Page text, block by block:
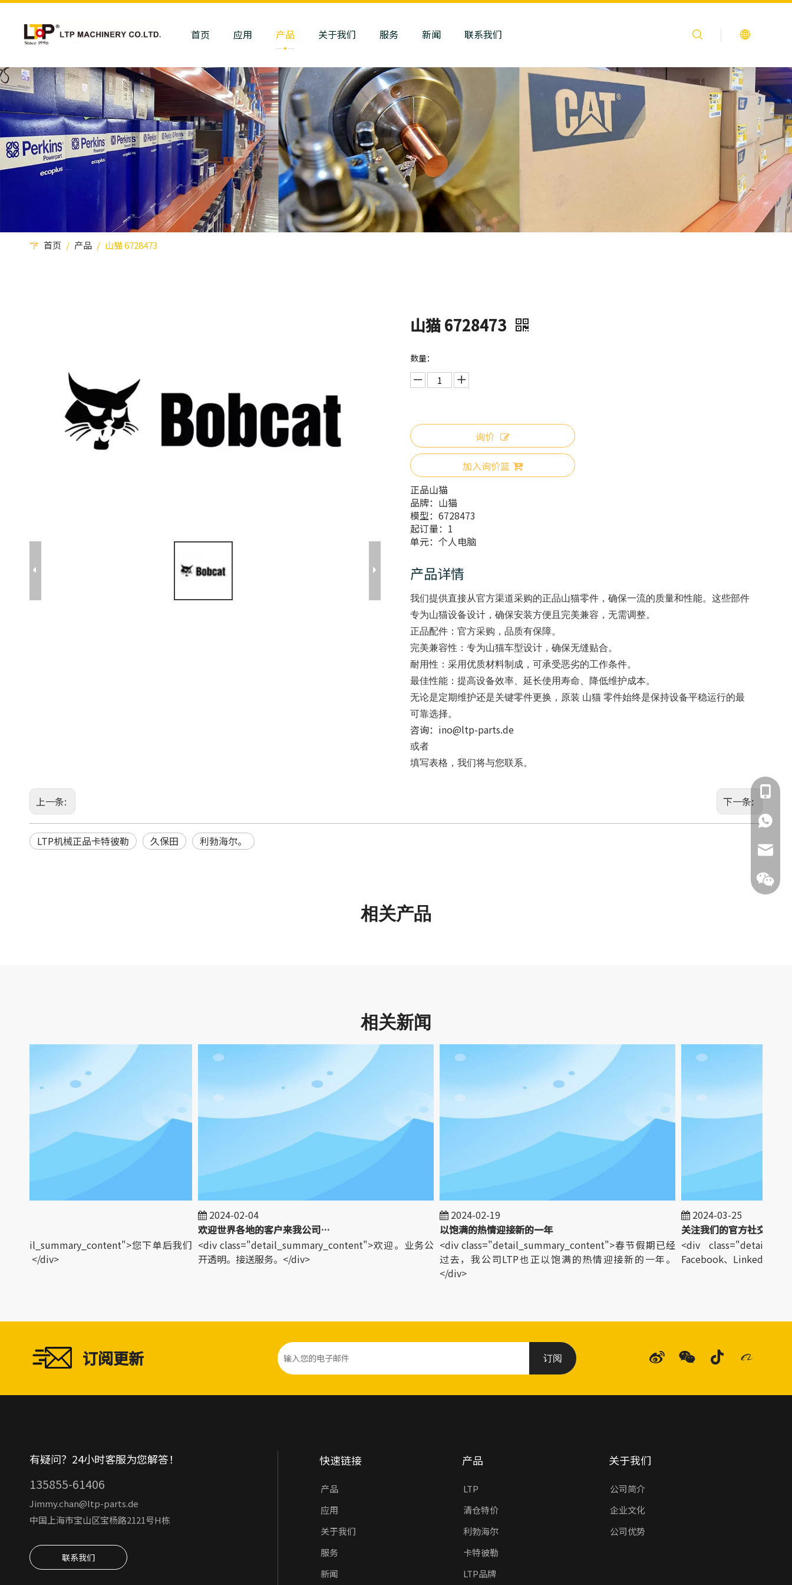
首页 应用 产品 关于我们 服务 新闻 联系我们
首页 / 产品 / 山猫 6728473
山猫 6728473
数量：
询价
加入询价篮
正品山猫
品牌： 山猫
模型：6728473
起订量： 1
单元：个人电脑
产品详情
我们提供直接从官方渠道采购的正品山猫零件，确保一流的质量和性能。这些部件
专为山猫设备设计，确保安装方便且完美兼容，无需调整。
正品配件 ：官方采购，品质有保障。
完美兼容性 ：专为山猫车型设计，确保无缝贴合。
耐用性 ：采用优质材料制成，可承受恶劣的工作条件。
最佳性能 ：提高设备效率、延长使用寿命、降低维护成本。
无论是定期维护还是关键零件更换，原装 山猫零件始终是保持设备平稳运行的最
可靠选择。
咨询：ino@ltp-parts.de
或者
填写表格，我们将与您联系。
上一条: 下一条:
LTP机械正品卡特彼勒 久保田 利勃海尔。
相关产品
相关新闻
您下单后我们
货。</div>
2024-02-04
欢迎世界各地的客户来我公司参观！
<div class="detail_summary_content">欢迎。业务公
开透明。接送服务。</div>
2024-02-19
以饱满的热情迎接新的一年
<div class="detail_summary_content">春节假期已经
过去，我公司LTP也正以饱满的热情迎接新的一年。
</div>
2024-03-25
关注我们的官方社交媒体
<div
Facebook、LinkedIn、
订阅更新 订阅
有疑问？24小时客服为您解答！
135855-61406
Jimmy.chan@ltp-parts.de
中国上海市宝山区宝杨路2121号H栋
联系我们
快速链接
产品
应用
关于我们
服务
新闻
产品
LTP
清仓特价
利勃海尔
卡特彼勒
LTP品牌
关于我们
公司简介
企业文化
公司优势